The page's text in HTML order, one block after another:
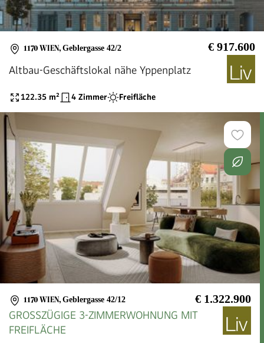
1170 WIEN, Geblergasse 42/2 € 917.600
Altbau-Geschäftslokal nähe Yppenplatz
122.35 m² 4 Zimmer Freifläche
1170 WIEN, Geblergasse 42/12 € 1.322.900
GROSSZÜGIGE 3-ZIMMERWOHNUNG MIT
FREIFLÄCHE